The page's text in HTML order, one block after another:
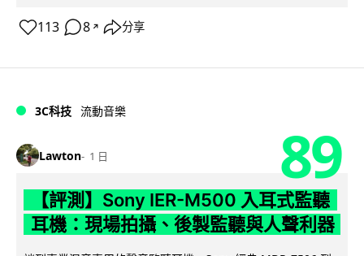
113 8 ↗ 分享
3C科技 流動音樂
Lawton 1 日 89
【評測】Sony IER-M500 入耳式監聽
耳機：現場拍攝、後製監聽與人聲利器